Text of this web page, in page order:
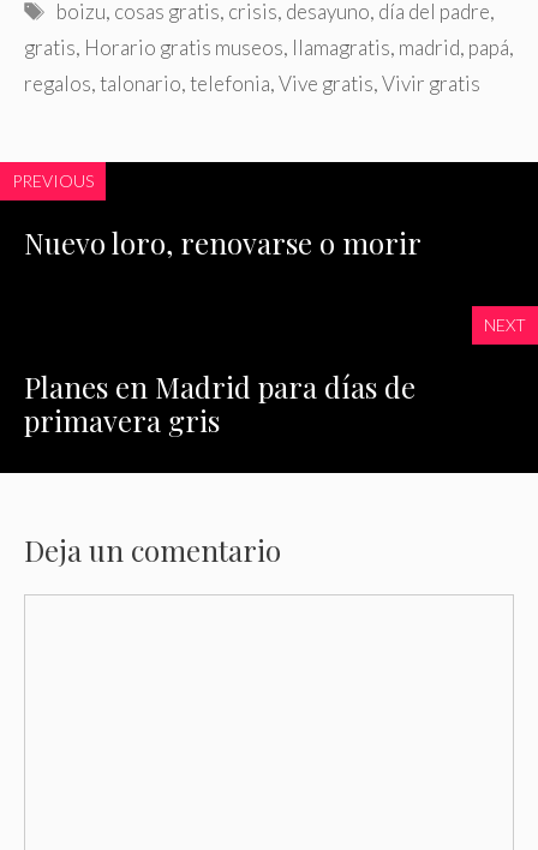
Etiquetas
boizu, cosas gratis, crisis, desayuno, día del padre,
gratis, Horario gratis museos, llamagratis, madrid, papá,
regalos,talonario,telefonia,Vive gratis,Vivir gratis
PREVIOUS
Nuevo loro, renovarse o morir
NEXT
Planes en Madrid para días de
primavera gris
Deja un comentario